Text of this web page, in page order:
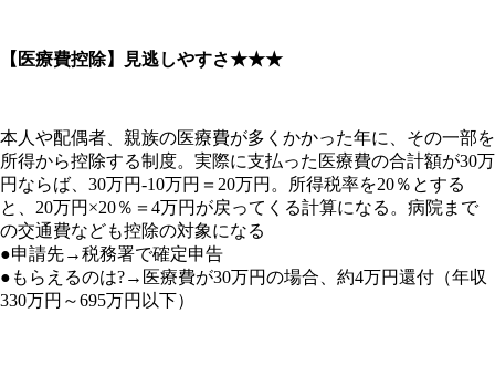
【医療費控除】見逃しやすさ★★★
本人や配偶者、親族の医療費が多くかかった年に、その一部を
所得から控除する制度。実際に支払った医療費の合計額が30万
円ならば、30万円-10万円＝20万円。所得税率を20％とする
と、20万円×20％＝4万円が戻ってくる計算になる。病院まで
の交通費なども控除の対象になる
●申請先→税務署で確定申告
●もらえるのは?→医療費が30万円の場合、約4万円還付（年収
330万円～695万円以下）